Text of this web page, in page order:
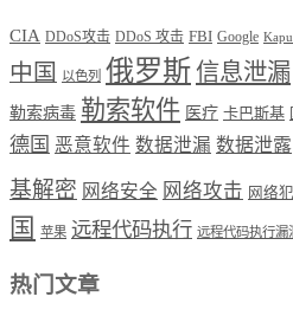
CIA DDoS攻击 DDoS 攻击 FBI Google
中国 以色列 俄罗斯信息泄漏
勒索病毒 勒索软件 医疗 卡巴斯基
德国 恶意软件 数据泄漏 数据泄露
基解密 网络安全 网络攻击 网络
国
苹果 远程代码执行 远程代码执行漏
热门文章